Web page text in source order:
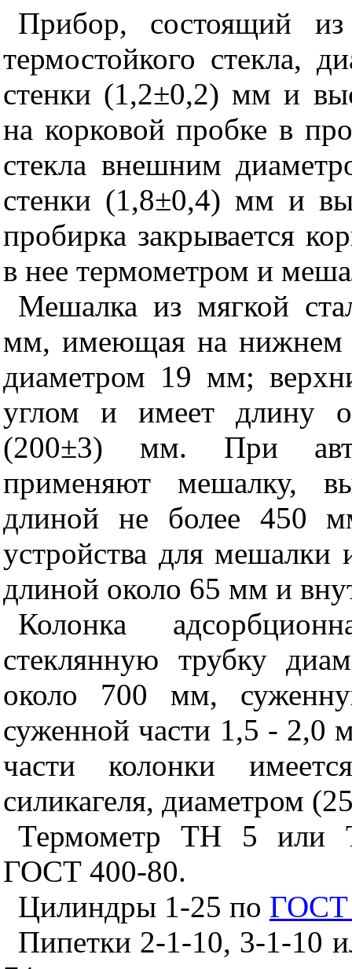
Прибор, состоящий из
термостойкого стекла,
стенки (1,2±0,2) мм и
на корковой пробке в
стекла внешним
стенки (1,8±0,4) мм и
пробирка закрывается
в нее термометром и
Мешалка из мягкой
мм, имеющая на нижнем
диаметром 19 мм;
углом и имеет длину
(200±3) мм. При
применяют мешалку,
длиной не более 450
устройства для мешалки
длиной около 65 мм и
Колонка
стеклянную трубку
около 700 мм,
суженной части 1,5 - 2,0
части колонки
силикагеля, диаметром
Термометр ТН 5
ГОСТ 400-80.
Цилиндры 1-25 по ГОСТ
Пипетки 2-1-10, 3-1-10